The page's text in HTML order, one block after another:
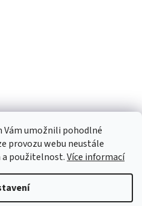
Vám umožnili pohodlné
provozu webu neustále
a použitelnost.Více informací